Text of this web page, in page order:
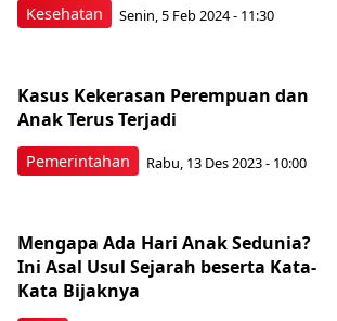
Kesehatan Senin, 5 Feb 2024 - 11:30
Pemerintahan
Kasus Kekerasan Perempuan dan
Anak Terus Terjadi
Rabu, 13 Des 2023 - 10:00
Mengapa Ada Hari Anak Sedunia?
Ini Asal Usul Sejarah beserta Kata-
Kata Bijaknya